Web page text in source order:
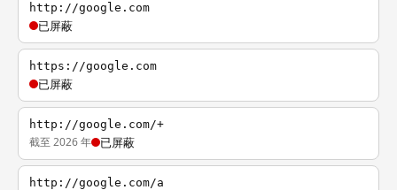
http://google.com
已屏蔽
https://google.com
已屏蔽
http://google.com/+
截至 2026 年 已屏蔽
http://google.com/a